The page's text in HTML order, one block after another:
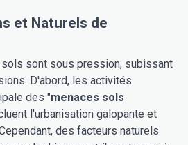
et Naturels de
sols sont sous pression, subissant
D'abord, les activités
des "menaces sols
l'urbanisation galopante et
des facteurs naturels